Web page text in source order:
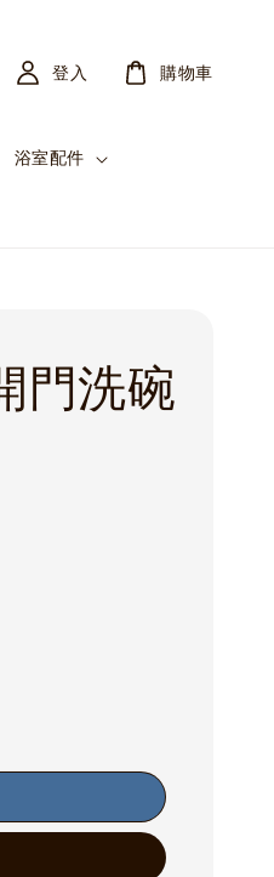
浴室配件
登入 購物車
門洗碗